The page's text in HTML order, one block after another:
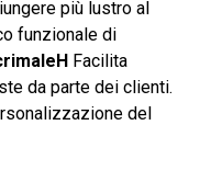
più lustro al
funzionale di
HFacilita
da parte dei clienti.
del